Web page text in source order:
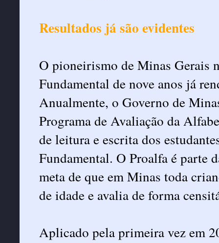
Resultados já são evidentes
O pioneirismo de Minas Gerais
Fundamental de nove anos já
Anualmente, o Governo de
Programa de Avaliação da
de leitura e escrita dos
Fundamental. O Proalfa é parte
meta de que em Minas toda
de idade e avalia de forma
Aplicado pela primeira vez em